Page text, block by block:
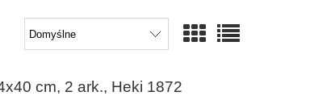
cm, 2 ark., Heki 1872